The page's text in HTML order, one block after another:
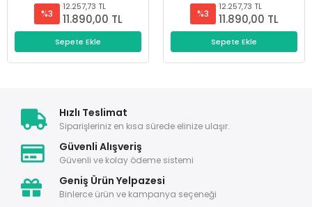
%3
12.257,73 TL
11.890,00 TL
Sepete Ekle
%3
12.257,73 TL
11.890,00 TL
Sepete Ekle
Hızlı Teslimat
Siparişleriniz en kısa sürede elinize ulaşır.
Güvenli Alışveriş
Güvenli ve kolay ödeme sistemi
Geniş Ürün Yelpazesi
Binlerce ürün ve kampanya seçeneği